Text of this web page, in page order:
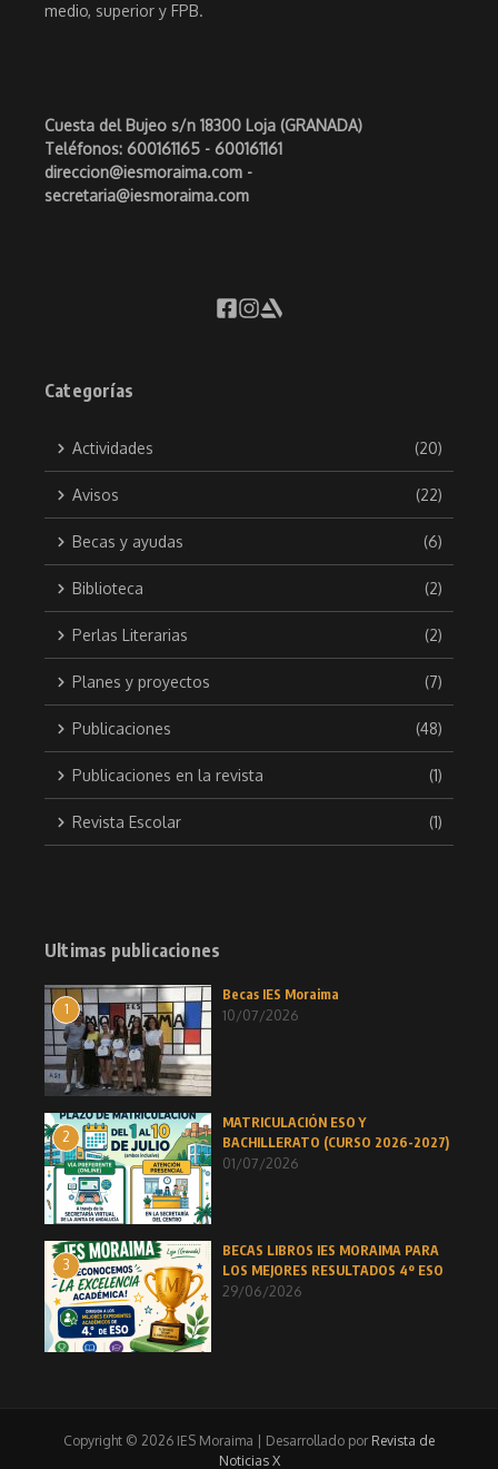
medio, superior y FPB.
Cuesta del Bujeo s/n 18300 Loja (GRANADA)
Teléfonos: 600161165 - 600161161
direccion@iesmoraima.com -
secretaria@iesmoraima.com
Categorías
Actividades (20)
Avisos (22)
Becas y ayudas (6)
Biblioteca (2)
Perlas Literarias (2)
Planes y proyectos (7)
Publicaciones (48)
Publicaciones en la revista (1)
Revista Escolar (1)
Ultimas publicaciones
1
Becas IES Moraima
10/07/2026
2
MATRICULACIÓN ESO Y
BACHILLERATO (CURSO 2026-2027)
01/07/2026
3
BECAS LIBROS IES MORAIMA PARA
LOS MEJORES RESULTADOS 4º ESO
29/06/2026
Copyright © 2026 IES Moraima | Desarrollado por Revista de
Noticias X